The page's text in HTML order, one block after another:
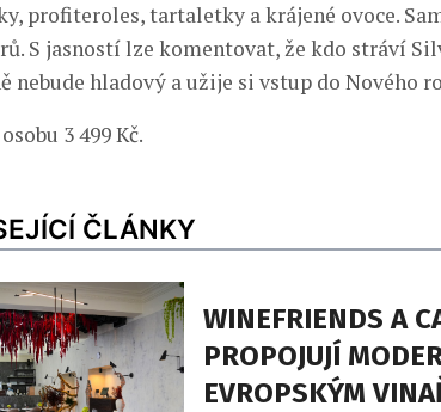
profiteroles, tartaletky a krájené ovoce.
S jasností lze komentovat, že kdo stráví
nebude hladový a užije si vstup do Nového
3 499 Kč.
ČLÁNKY
WINEFRIENDS A
PROPOJUJÍ
EVROPSKÝM